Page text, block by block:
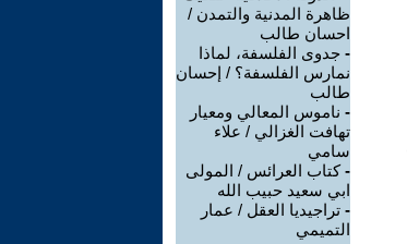
ظاهرة المدنية والتمدن /
احسان طالب
- جدوى الفلسفة، لماذا
نمارس الفلسفة؟ / إحسان
طالب
- ناموس المعالي ومعيار
تهافت الغزالي / علاء
سامي
-كتاب العرائس / المولى
ابي سعيد حبيب الله
- تراجيديا العقل / عمار
التميمي